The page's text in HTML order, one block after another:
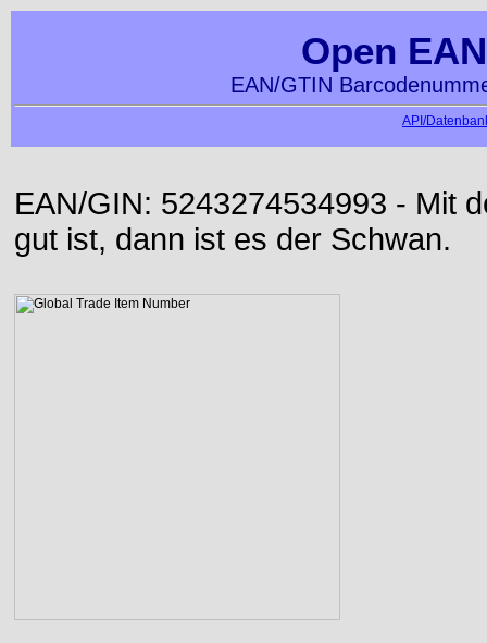
Open
EAN/GTIN
API/
EAN/GIN: 5243274534993 - Mit
gut ist, dann ist es der Schwan.